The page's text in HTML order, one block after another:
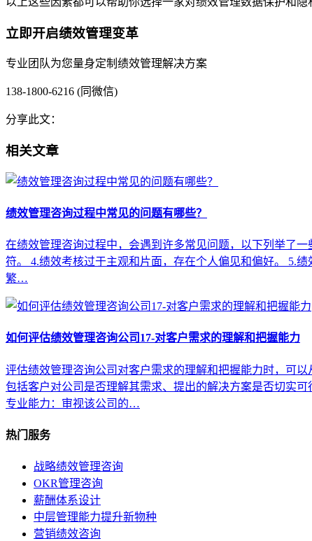
立即开启绩效管理变革
专业团队为您量身定制绩效管理解决方案
138-1800-6216 (同微信)
分享此文：
相关文章
绩效管理咨询过程中常见的问题有哪些？
在绩效管理咨询过程中，会遇到许多常见问题，以下列举了
符。 4.绩效考核过于主观和片面，存在个人偏见和偏好。 5.
繁…
如何评估绩效管理咨询公司17-对客户需求的理解和把握能力
评估绩效管理咨询公司对客户需求的理解和把握能力时，可
包括客户对公司是否理解其需求、提出的解决方案是否切实
专业能力：审视该公司的…
热门服务
战略绩效管理咨询
OKR管理咨询
薪酬体系设计
中层管理能力提升新物种
营销绩效咨询